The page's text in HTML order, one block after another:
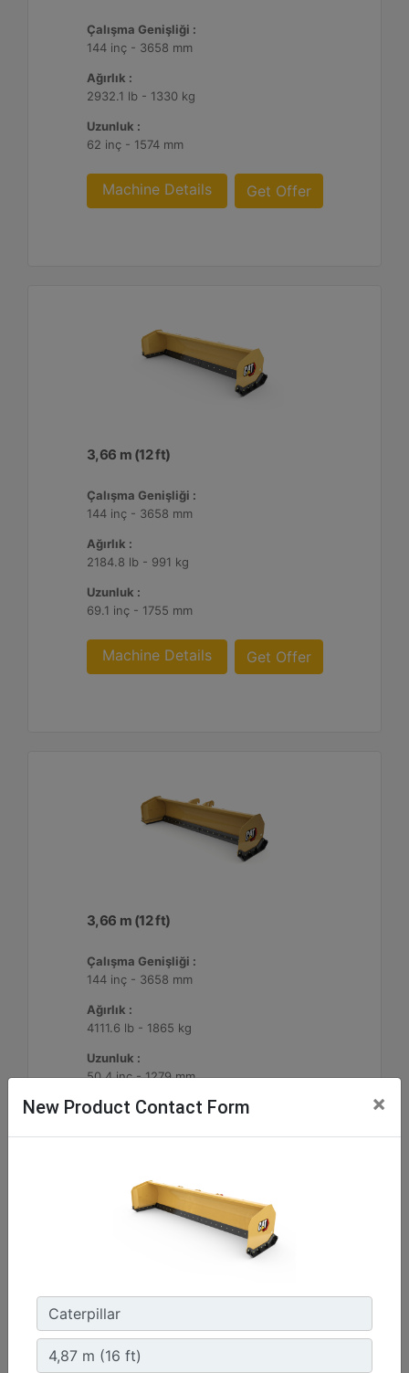
Çalışma Genişliği :
144 inç - 3658 mm
Ağırlık :
2932.1 lb - 1330 kg
Uzunluk :
62 inç - 1574 mm
Machine Details Get Offer
3,66 m (12 ft)
Çalışma Genişliği :
144 inç - 3658 mm
Ağırlık :
2184.8 lb - 991 kg
Uzunluk :
69.1 inç - 1755 mm
Machine Details Get Offer
3,66 m (12 ft)
Çalışma Genişliği :
144 inç - 3658 mm
Ağırlık :
4111.6 lb - 1865 kg
Uzunluk :
50.4 inç - 1279 mm
New Product Contact Form ×